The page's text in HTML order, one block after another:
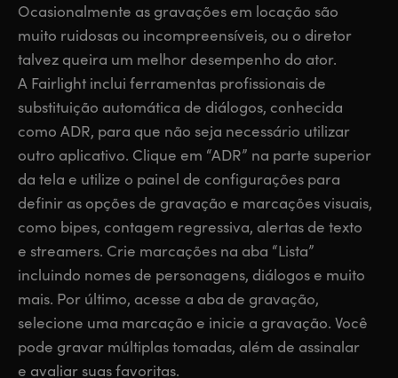
Ocasionalmente as gravações em locação são
muito ruidosas ou incompreensíveis, ou o diretor
talvez queira um melhor desempenho do ator.
A Fairlight inclui ferramentas profissionais de
substituição automática de diálogos, conhecida
como ADR, para que não seja necessário utilizar
outro aplicativo. Clique em “ADR” na parte superior
da tela e utilize o painel de configurações para
definir as opções de gravação e marcações visuais,
como bipes, contagem regressiva, alertas de texto
e streamers. Crie marcações na aba “Lista”
incluindo nomes de personagens, diálogos e muito
mais. Por último, acesse a aba de gravação,
selecione uma marcação e inicie a gravação. Você
pode gravar múltiplas tomadas, além de assinalar
e avaliar suas favoritas.